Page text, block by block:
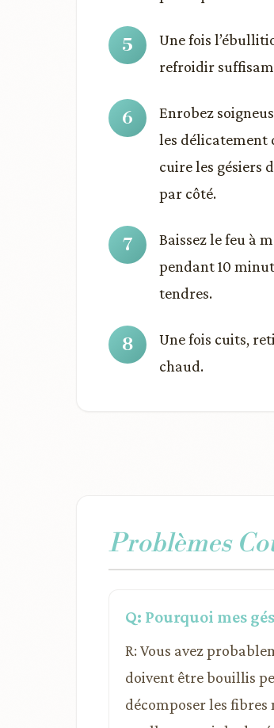
Une fois
refroidir
Enrobez
les délicatement
cuire les gésiers
par côté.
Baissez le feu à
pendant 10
tendres.
Une fois cuits,
chaud.
Problèmes
Q: Pourquoi mes
R: Vous avez
doivent être bouillis
décomposer les fibres